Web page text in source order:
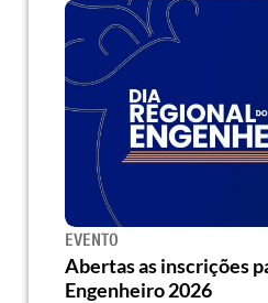
EVENTO
Abertas as inscrições
Engenheiro 2026